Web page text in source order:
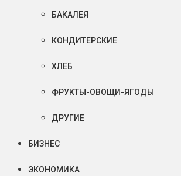
БАКАЛЕЯ
КОНДИТЕРСКИЕ
ХЛЕБ
ФРУКТЫ-ОВОЩИ-ЯГОДЫ
ДРУГИЕ
БИЗНЕС
ЭКОНОМИКА